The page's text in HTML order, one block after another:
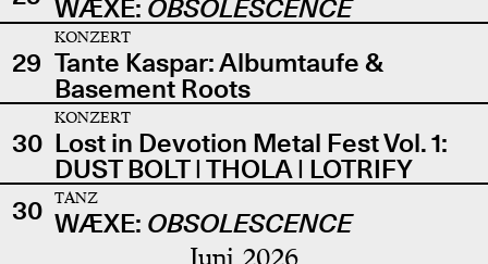
WÆXE: OBSOLESCENCE
29
KONZERT
Tante Kaspar: Albumtaufe &
Basement Roots
30
KONZERT
Lost in Devotion Metal Fest Vol. 1:
DUST BOLT | THOLA | LOTRIFY
30
TANZ
WÆXE: OBSOLESCENCE
Juni 2026